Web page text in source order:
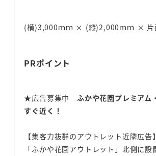
(横)3,000ｍｍ × (縦)2,000ｍｍ × 片
PRポイント
★広告募集中 ふかや花園プレミアム
すぐ近く！
【集客力抜群のアウトレット近隣広告】
「ふかや花園アウトレット」北側に設